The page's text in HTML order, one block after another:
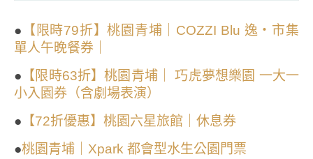
● 【限時79折】桃園青埔｜COZZI Blu 逸・市集
單人午晚餐券｜
● 【限時63折】桃園青埔｜ 巧虎夢想樂園 一大一
小入園券（含劇場表演）
● 【72折優惠】桃園六星旅館｜休息券
●桃園青埔｜Xpark 都會型水生公園門票